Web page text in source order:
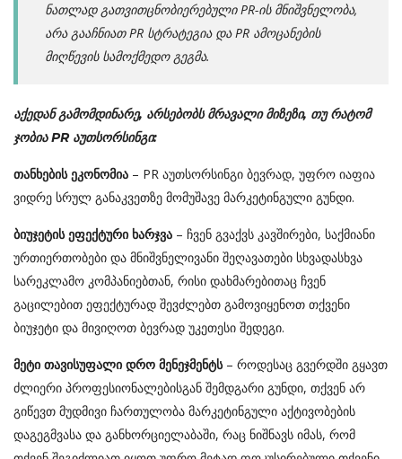
ნათლად გათვითცნობიერებული PR-ის მნიშვნელობა,
არა გააჩნიათ PR სტრატეგია და PR ამოცანების
მიღწევის სამოქმედო გეგმა.
აქედან გამომდინარე, არსებობსმრავალიმიზეზი, თუ რატომ
ჯობია PR აუთსორსინგი:
თანხების ეკონომია – PR აუთსორსინგი ბევრად, უფრო იაფია
ვიდრე სრულ განაკვეთზე მომუშავე მარკეტინგული გუნდი.
ბიუჯეტის ეფექტური ხარჯვა – ჩვენ გვაქვს კავშირები, საქმიანი
ურთიერთობები და მნიშვნელივანი შეღავათები სხვადასხვა
სარეკლამო კომპანიებთან, რისი დახმარებითაც ჩვენ
გაცილებით ეფექტურად შევძლებთ გამოვიყენოთ თქვენი
ბიუჯეტი და მივიღოთ ბევრად უკეთესი შედეგი.
მეტი თავისუფალი დრო მენეჯმენტს– როდესაც გვერდში გყავთ
ძლიერი პროფესიონალებისგან შემდგარი გუნდი, თქვენ არ
გიწევთ მუდმივი ჩართულობა მარკეტინგული აქტივობების
დაგეგმვასა და განხორციელაბაში, რაც ნიშნავს იმას, რომ